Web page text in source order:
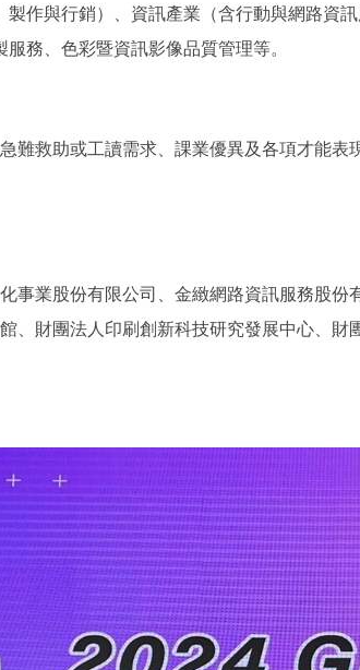
作與行銷）、資訊產業（含行動與網路資
務、色彩暨資訊影像品質管理等。
難救助或工讀需求、課業優異及各項才能表
事業股份有限公司、金緻網路資訊服務股
、財團法人印刷創新科技研究發展中心、